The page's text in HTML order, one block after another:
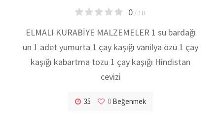
0/ 10
ELMALI KURABİYE MALZEMELER 1 su bardağı
un 1 adet yumurta 1 çay kaşığı vanilya özü 1 çay
kaşığı kabartma tozu 1 çay kaşığı Hindistan
cevizi
35 0 Beğenmek